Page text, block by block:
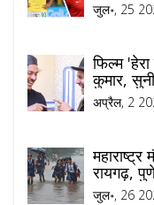
जुल॰, 25
फिल्म
कुमार,
में
अप्रैल, 2
रायगढ़,
कॉलेज बंद
जुल॰, 26